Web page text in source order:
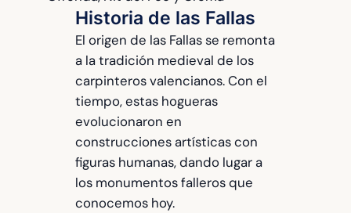
Historia de las Fallas
El origen de las Fallas se remonta
a la tradición medieval de los
carpinteros valencianos. Con el
tiempo, estas hogueras
evolucionaron en
construcciones artísticas con
figuras humanas, dando lugar a
los monumentos falleros que
conocemos hoy.